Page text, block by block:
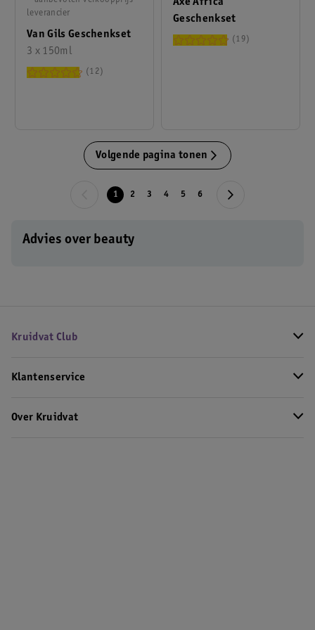
Van Gils Geschenkset
3 x 150ml
leverancier
12
Geschenkset
19
Volgende pagina tonen
1 2 3 4 5 6
Advies over beauty
Kruidvat Club
Klantenservice
Over Kruidvat